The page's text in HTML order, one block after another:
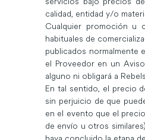
calidad, entidad y/o
Cualquier promoción u
habituales de
publicados
el Proveedor en un
alguno ni obligará a
En tal sentido, el precio
sin perjuicio de que
en el evento que el
de envío u otros